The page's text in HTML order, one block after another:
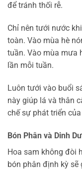
để tránh thối rễ.
Chỉ nên tưới nước
toàn. Vào mùa hè
tuần. Vào mùa mưa
lần mỗi tuần.
Luôn tưới vào buổi
này giúp lá và thân
chế sự phát triển
Bón Phân và Dinh
Hoa sam không đòi
bón phân định kỳ sẽ